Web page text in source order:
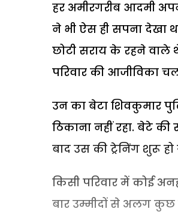
हर अमीरगरीब आदमी
ने भी ऐस ही सपना देखा
छोटी सराय के रहने वाले
परिवार की आजीविका
उन का बेटा शिवकुमार
ठिकाना नहीं रहा. बेटे
बाद उस की ट्रेनिंग शुरू हो
किसी परिवार में कोई
बार उम्मीदों से अलग कुछ